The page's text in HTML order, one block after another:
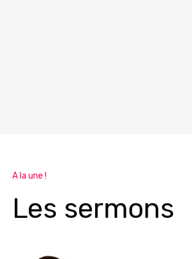
A la une !
Les sermons